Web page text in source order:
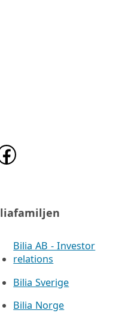
Bilia AB - Investor
relations
Bilia Sverige
Bilia Norge